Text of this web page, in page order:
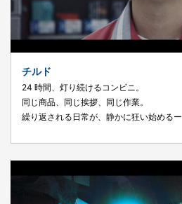
チルド
24 時間、灯り続けるコンビニ。
同じ商品、同じ挨拶、同じ作業。
繰り返される日常が、静かに狂い始めるー